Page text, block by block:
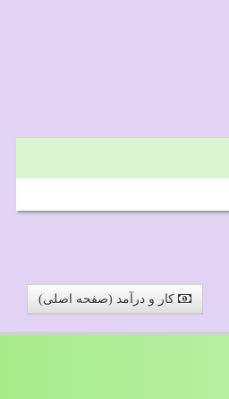
کار و درآمد (صفحه اصلی)